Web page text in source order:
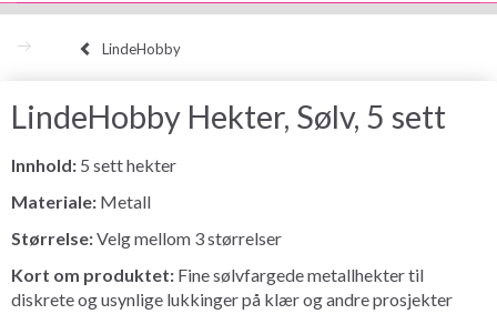
LindeHobby
LindeHobby Hekter, Sølv, 5 sett
Innhold: 5 sett hekter
Materiale: Metall
Størrelse:Velg mellom 3 størrelser
Kort om produktet: Fine sølvfargede metallhekter til
diskrete og usynlige lukkinger på klær og andre prosjekter